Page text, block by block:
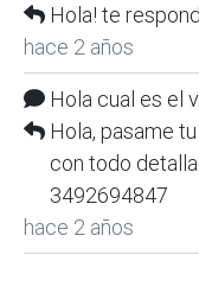
Hola! te
hace 2 años
Hola cual es el
Hola, pasame
con todo
3492694847
hace 2 años